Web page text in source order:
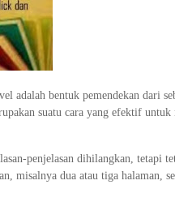
adalah bentuk pemendekan dari
suatu cara yang efektif
penjelasan dihilangkan, tetapi
misalnya dua atau tiga halaman,